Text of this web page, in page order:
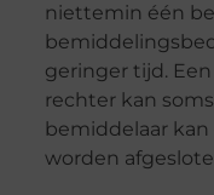
niettemin één
geringer tijd.
rechter kan
bemiddelaar
worden